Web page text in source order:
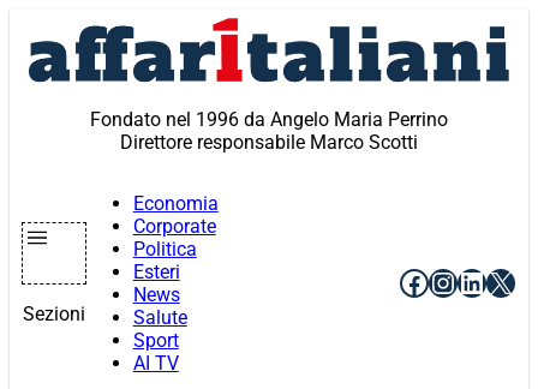
contenuto
Fondato nel 1996 da Angelo Maria Perrino
Direttore responsabile Marco Scotti
Sezioni
Economia
Corporate
Politica
Esteri
News
Salute
Sport
AI TV
Facebook
X